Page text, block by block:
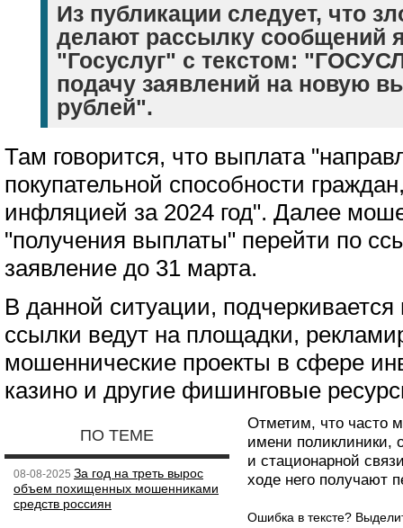
Из публикации следует, что
делают рассылку сообщений
"Госуслуг" с текстом:
подачу заявлений на новую
рублей".
Там говорится, что выплата
покупательной способности
инфляцией за 2024 год". Далее
"получения выплаты" перейти по
заявление до 31 марта.
В данной ситуации,
ссылки ведут на площадки,
мошеннические проекты в сфере
казино и другие фишинговые
ПО ТЕМЕ
08-08-2025 За год на треть вырос
объем похищенных мошенниками
средств россиян
Отметим, что часто
имени поликлиники,
и стационарной
ходе него получают
Ошибка в тексте?